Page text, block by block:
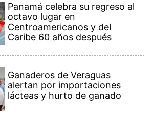
Panamá celebra su regreso al
octavo lugar en
Centroamericanos y del
Caribe 60 años después
Ganaderos de Veraguas
alertan por importaciones
lácteas y hurto de ganado